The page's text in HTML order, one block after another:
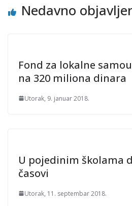
Nedavno
Fond za lokalne
na 320 miliona dinara
Utorak, 9. januar 2018.
U pojedinim školama
časovi
Utorak, 11. septembar 2018.